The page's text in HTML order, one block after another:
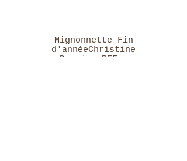
Mignonnette Fin
d'annéeChristine
Donnier REF :